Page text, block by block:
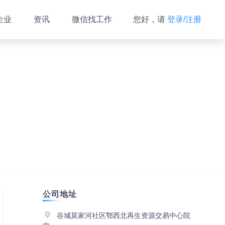
业 资讯 微信找工作 您好，请 登录/注册
公司地址
谷城莫家河社区鄂西北再生资源交易中心院